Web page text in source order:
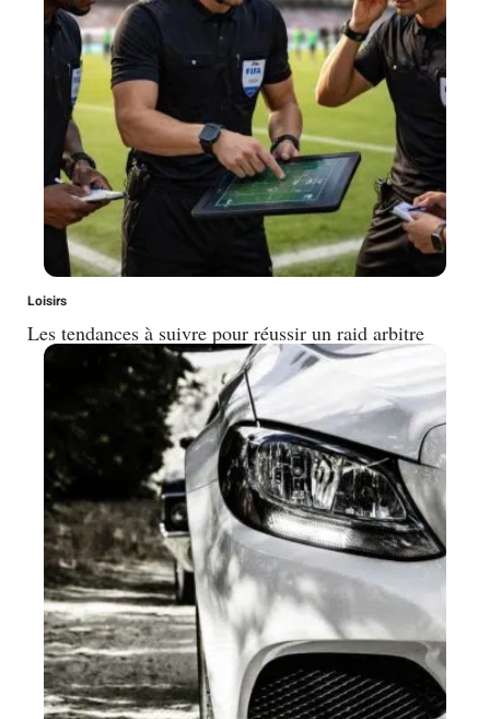
Loisirs
Les tendances à suivre pour réussir un raid arbitre